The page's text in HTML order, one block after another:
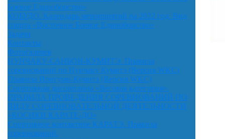
Боевое Единоборство»
КОБУДО. Календарь мероприятий на 2022 год. Вид
спорта «Восточное Боевое Единоборство»
Задачи
Контакты
Фотогалерея
НУНЧАКУ-САНБОН-КУМИТЭ. Правила
соревнований по Нунчаку Кумитэ (Версия WKC)
Правила Иригуми-Кумитэ (Версия WKC)
Спортивная дисциплина «Весовая категория».
ПРАВИЛА ПРОВЕДЕНИЯ СОРЕВНОВАНИЙ ПО
ВИДУ СОРЕВНОВАТЕЛЬНОЙ ДЕЯТЕЛЬНОСТИ
«КОСИКИ КАРАТЕ-ДО»
Спортивное контактное КАРАТЭ. Правила
соревнований.